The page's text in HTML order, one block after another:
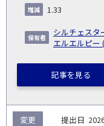
日1.33
シルチェスタ
エルエルピー
記事を見る
変更